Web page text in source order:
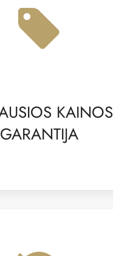
KAINOS
GARANTIJA